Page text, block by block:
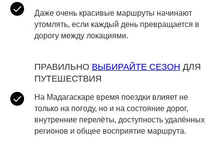
Даже очень красивые маршруты начинают
утомлять, если каждый день превращается в
дорогу между локациями.
ПРАВИЛЬНО ВЫБИРАЙТЕ СЕЗОН ДЛЯ
ПУТЕШЕСТВИЯ
На Мадагаскаре время поездки влияет не
только на погоду, но и на состояние дорог,
внутренние перелёты, доступность удалённых
регионов и общее восприятие маршрута.